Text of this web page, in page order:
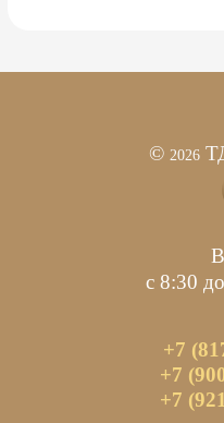
© 2026
с 8:30
+7
+7
+7